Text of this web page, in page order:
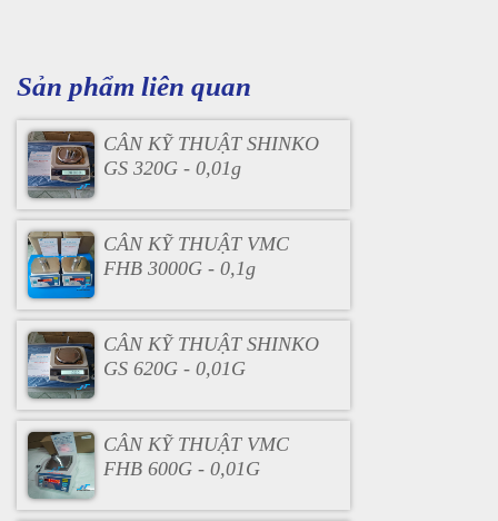
Sản phẩm liên quan
CÂN KỸ THUẬT SHINKO
GS 320G - 0,01g
CÂN KỸ THUẬT VMC
FHB 3000G - 0,1g
CÂN KỸ THUẬT SHINKO
GS 620G - 0,01G
CÂN KỸ THUẬT VMC
FHB 600G - 0,01G